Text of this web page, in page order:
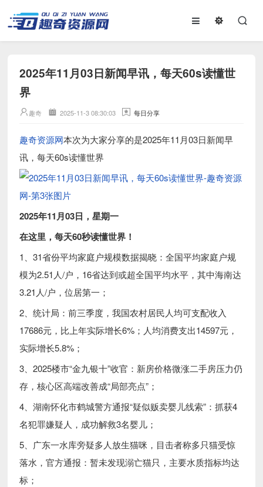
2025年11月03日新闻早讯，每天60s读懂世
界
趣奇 2025-11-3 08:30:03 每日分享
趣奇资源网本次为大家分享的是2025年11月03日新闻早
讯，每天60s读懂世界
2025年11月03日，星期一
在这里，每天60秒读懂世界！
1、31省份平均家庭户规模数据揭晓：全国平均家庭户规
模为2.51人/户，16省达到或超全国平均水平，其中海南达
3.21人/户，位居第一；
2、统计局：前三季度，我国农村居民人均可支配收入
17686元，比上年实际增长6%；人均消费支出14597元，
实际增长5.8%；
3、2025楼市“金九银十”收官：新房价格微涨二手房压力仍
存，核心区高端改善成“局部亮点”；
4、湖南怀化市鹤城警方通报“疑似贩卖婴儿线索”：抓获4
名犯罪嫌疑人，成功解救3名婴儿；
5、广东一水库旁疑多人放生猫咪，目击者称多只猫受惊
落水，官方通报：暂未发现溺亡猫只，主要水质指标均达
标；